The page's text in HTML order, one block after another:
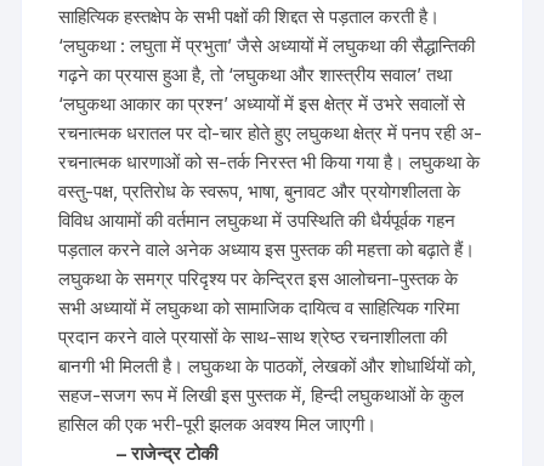
साहित्यिक हस्तक्षेप के सभी पक्षों की शिद्दत से पड़ताल करती है।
‘लघुकथा : लघुता में प्रभुता’ जैसे अध्यायों में लघुकथा की सैद्धान्तिकी
गढ़ने का प्रयास हुआ है, तो ‘लघुकथा और शास्त्रीय सवाल’ तथा
‘लघुकथा आकार का प्रश्न’ अध्यायों में इस क्षेत्र में उभरे सवालों से
रचनात्मक धरातल पर दो-चार होते हुए लघुकथा क्षेत्र में पनप रही अ-
रचनात्मक धारणाओं को स-तर्क निरस्त भी किया गया है। लघुकथा के
वस्तु-पक्ष, प्रतिरोध के स्वरूप, भाषा, बुनावट और प्रयोगशीलता के
विविध आयामों की वर्तमान लघुकथा में उपस्थिति की धैर्यपूर्वक गहन
पड़ताल करने वाले अनेक अध्याय इस पुस्तक की महत्ता को बढ़ाते हैं।
लघुकथा के समग्र परिदृश्य पर केन्द्रित इस आलोचना-पुस्तक के
सभी अध्यायों में लघुकथा को सामाजिक दायित्व व साहित्यिक गरिमा
प्रदान करने वाले प्रयासों के साथ-साथ श्रेष्ठ रचनाशीलता की
बानगी भी मिलती है। लघुकथा के पाठकों, लेखकों और शोधार्थियों को,
सहज-सजग रूप में लिखी इस पुस्तक में, हिन्दी लघुकथाओं के कुल
हासिल की एक भरी-पूरी झलक अवश्य मिल जाएगी।
– राजेन्द्र टोकी